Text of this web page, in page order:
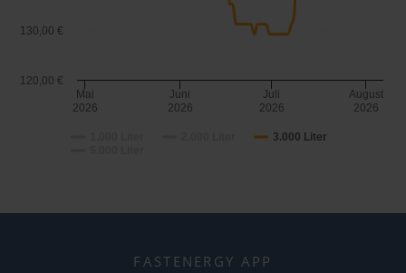
3.000 Liter
Mai
2026
Juni
2026
Juli
2026
August
2026
120,00 €
130,00 €
FASTENERGY APP